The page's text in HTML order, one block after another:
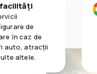
de
ȋn caz de
auto, atracții
altele.